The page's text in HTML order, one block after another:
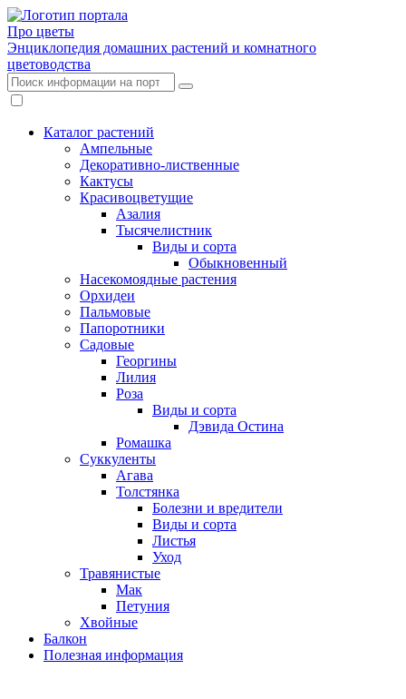
Про цветы
Энциклопедия домашних растений и комнатного
цветоводства
Каталог растений
Ампельные
Декоративно-лиственные
Кактусы
Красивоцветущие
Азалия
Тысячелистник
Виды и сорта
Обыкновенный
Насекомоядные растения
Орхидеи
Пальмовые
Папоротники
Садовые
Георгины
Лилия
Роза
Виды и сорта
Дэвида Остина
Ромашка
Суккуленты
Агава
Толстянка
Болезни и вредители
Виды и сорта
Листья
Уход
Травянистые
Мак
Петуния
Хвойные
Балкон
Полезная информация